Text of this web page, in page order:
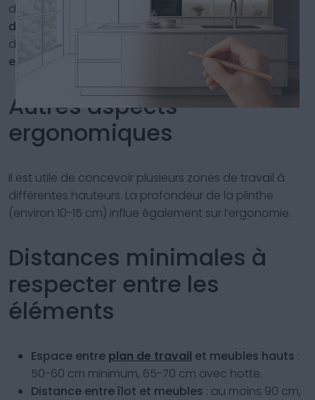
doit prendre en compte
la résistance
la facilité
d’entretien
et de nettoyage . Certains plans offrent
des
accessoires
escamotables
des rails pour ustensiles
Autres aspects
ergonomiques
Il est utile de concevoir plusieurs zones de travail à
différentes hauteurs. La profondeur de la plinthe
(environ 10-15 cm) influe également sur l’ergonomie.
Distances minimales à
respecter entre les
éléments
Espace entre plan de travail et meubles hauts :
50-60 cm minimum, 65-70 cm avec hotte.
Distance entre îlot et meubles : au moins 90 cm,